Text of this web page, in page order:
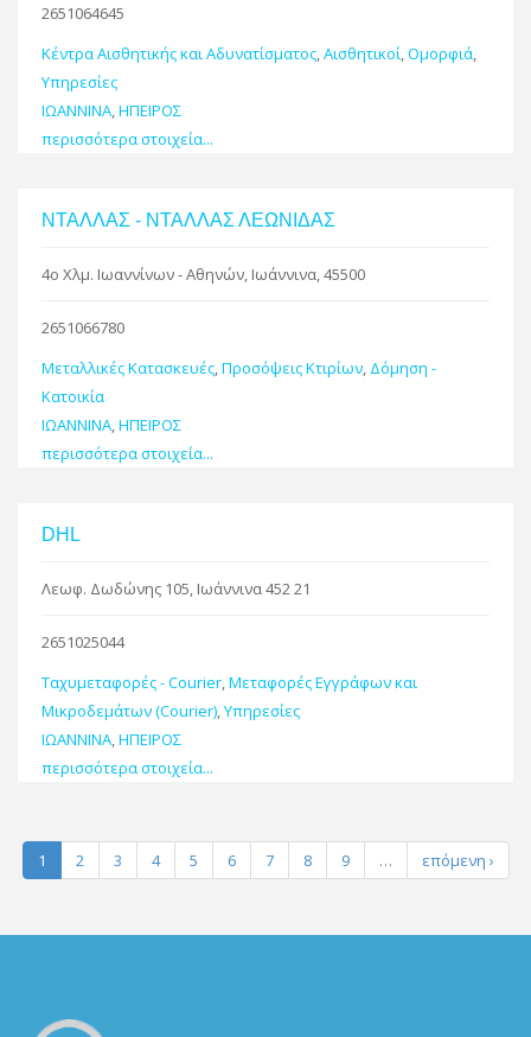
2651064645
Κέντρα Αισθητικής και Αδυνατίσματος,Αισθητικοί,Ομορφιά,
Υπηρεσίες
ΙΩΑΝΝΙΝΑ,ΗΠΕΙΡΟΣ
περισσότερα στοιχεία...
ΝΤΑΛΛΑΣ - ΝΤΑΛΛΑΣ ΛΕΩΝΙΔΑΣ
4ο Χλμ. Ιωαννίνων - Αθηνών, Ιωάννινα, 45500
2651066780
Μεταλλικές Κατασκευές,Προσόψεις Κτιρίων, Δόμηση -
Κατοικία
ΙΩΑΝΝΙΝΑ,ΗΠΕΙΡΟΣ
περισσότερα στοιχεία...
DHL
Λεωφ. Δωδώνης 105, Ιωάννινα 452 21
2651025044
Ταχυμεταφορές - Courier,Μεταφορές Εγγράφων και
Μικροδεμάτων (Courier),Υπηρεσίες
ΙΩΑΝΝΙΝΑ,ΗΠΕΙΡΟΣ
περισσότερα στοιχεία...
1 2 3 4 5 6 7 8 9 … επόμενη ›